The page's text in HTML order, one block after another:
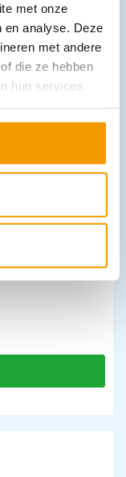
met onze
en analyse. Deze
met andere
die ze hebben
hun services.